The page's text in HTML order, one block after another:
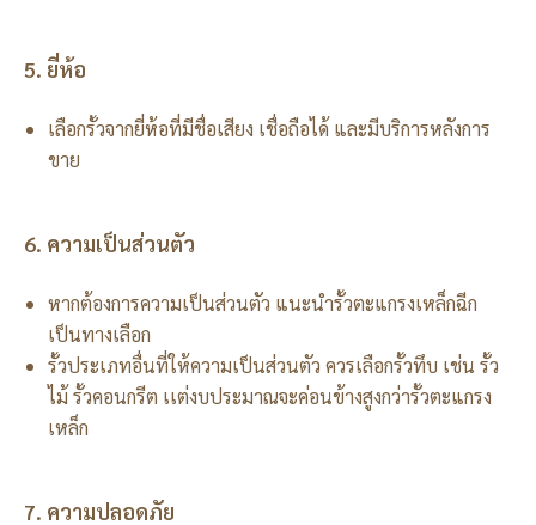
5. ยี่ห้อ
เลือกรั้วจากยี่ห้อที่มีชื่อเสียง เชื่อถือได้ และมีบริการหลังการ
ขาย
6. ความเป็นส่วนตัว
หากต้องการความเป็นส่วนตัว แนะนำรั้วตะแกรงเหล็กฉีก
เป็นทางเลือก
รั้วประเภทอื่นที่ให้ความเป็นส่วนตัว ควรเลือกรั้วทึบ เช่น รั้ว
ไม้ รั้วคอนกรีต เเต่งบประมาณจะค่อนข้างสูงกว่ารั้วตะแกรง
เหล็ก
7. ความปลอดภัย